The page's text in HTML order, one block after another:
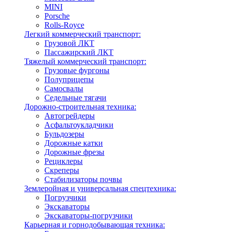
MINI
Porsche
Rolls-Royce
Легкий коммерческий транспорт:
Грузовой ЛКТ
Пассажирский ЛКТ
Тяжелый коммерческий транспорт:
Грузовые фургоны
Полуприцепы
Самосвалы
Седельные тягачи
Дорожно-строительная техника:
Автогрейдеры
Асфальтоукладчики
Бульдозеры
Дорожные катки
Дорожные фрезы
Рециклеры
Скреперы
Стабилизаторы почвы
Землеройная и универсальная спецтехника:
Погрузчики
Экскаваторы
Экскаваторы-погрузчики
Карьерная и горнодобывающая техника: